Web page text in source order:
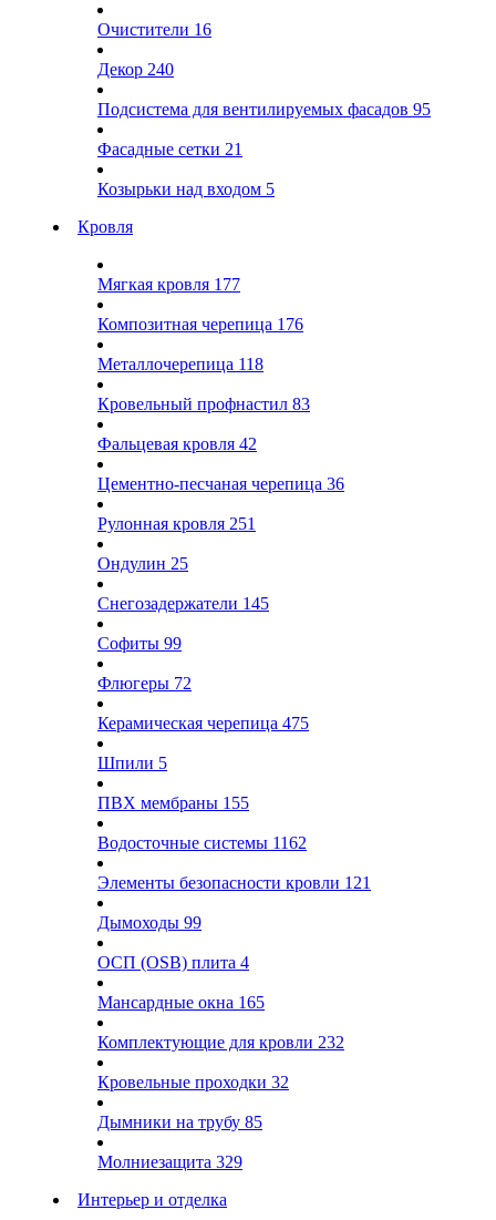
Очистители 16
Декор 240
Подсистема для вентилируемых фасадов 95
Фасадные сетки 21
Козырьки над входом 5
Кровля
Мягкая кровля 177
Композитная черепица 176
Металлочерепица 118
Кровельный профнастил 83
Фальцевая кровля 42
Цементно-песчаная черепица 36
Рулонная кровля 251
Ондулин 25
Снегозадержатели 145
Софиты 99
Флюгеры 72
Керамическая черепица 475
Шпили 5
ПВХ мембраны 155
Водосточные системы 1162
Элементы безопасности кровли 121
Дымоходы 99
ОСП (OSB) плита 4
Мансардные окна 165
Комплектующие для кровли 232
Кровельные проходки 32
Дымники на трубу 85
Молниезащита 329
Интерьер и отделка